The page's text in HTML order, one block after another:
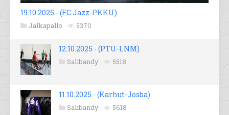
19.10.2025 - (FC Jazz-PKKU)
Jalkapallo 5370
12.10.2025 - (PTU-LNM)
Salibandy 5518
11.10.2025 - (Karhut-Josba)
Salibandy 5618